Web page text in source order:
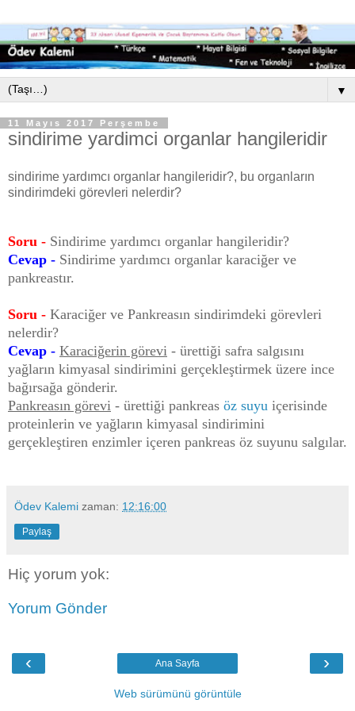
▼
11 Mayıs 2017 Perşembe
sindirime yardimci organlar hangileridir
sindirime yardımcı organlar hangileridir?, bu organların
sindirimdeki görevleri nelerdir?
Soru - Sindirime yardımcı organlar hangileridir?
Cevap - Sindirime yardımcı organlar karaciğer ve
pankreastır.
Soru - Karaciğer ve Pankreasın sindirimdeki görevleri
nelerdir?
Cevap - Karaciğerin görevi - ürettiği safra salgısını
yağların kimyasal sindirimini gerçekleştirmek üzere ince
bağırsağa gönderir.
Pankreasın görevi - ürettiği pankreas öz suyu içerisinde
proteinlerin ve yağların kimyasal sindirimini
gerçekleştiren enzimler içeren pankreas öz suyunu salgılar.
Ödev Kalemi zaman: 12:16:00
Paylaş
Hiç yorum yok:
Yorum Gönder
‹ ›
Ana Sayfa
Web sürümünü görüntüle